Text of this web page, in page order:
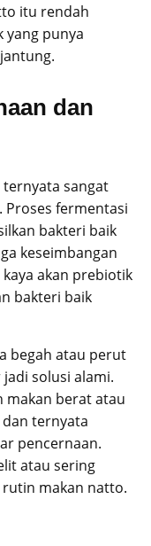
itu rendah
yang punya
dan
sangat
Proses fermentasi
bakteri baik
keseimbangan
akan prebiotik
bakteri baik
begah atau perut
solusi alami.
makan berat atau
ternyata
pencernaan.
atau sering
makan natto.